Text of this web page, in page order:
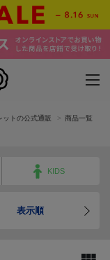
ットの公式通販 商品一覧
KIDS
表示順